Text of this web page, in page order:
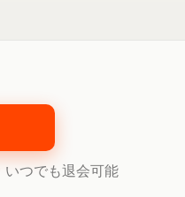
いつでも退会可能